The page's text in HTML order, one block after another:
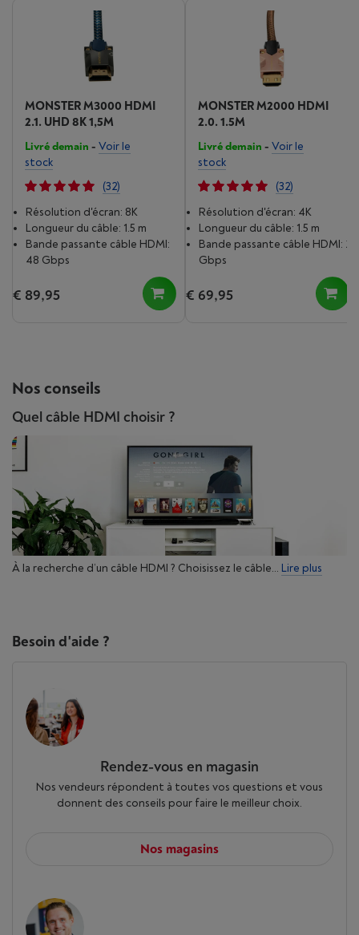
MONSTER M3000 HDMI
2.1. UHD 8K 1,5M
Livré demain - Voir le
stock
(32)
Résolution d'écran: 8K
Longueur du câble: 1.5 m
Bande passante câble HDMI:
48 Gbps
€ 89,95
MONSTER M2000 HDMI
2.0. 1.5M
Livré demain - Voir le
stock
(32)
Résolution d'écran: 4K
Longueur du câble: 1.5 m
Bande passante câble HDMI: 25
Gbps
€ 69,95
Nos conseils
Quel câble HDMI choisir ?
À la recherche d’un câble HDMI ? Choisissez le câble... Lire plus
Besoin d'aide ?
Rendez-vous en magasin
Nos vendeurs répondent à toutes vos questions et vous
donnent des conseils pour faire le meilleur choix.
Nos magasins